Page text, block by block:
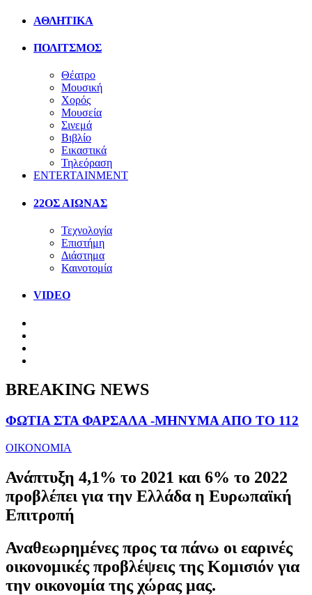
ΑΘΛΗΤΙΚΑ
ΠΟΛΙΤΣΜΟΣ
Θέατρο
Μουσική
Χορός
Μουσεία
Σινεμά
Βιβλίο
Εικαστικά
Τηλεόραση
ENTERTAINMENT
22ΟΣ ΑΙΩΝΑΣ
Τεχνολογία
Επιστήμη
Διάστημα
Καινοτομία
VIDEO
BREAKING NEWS
ΦΩΤΙΑ ΣΤΑ ΦΑΡΣΑΛΑ -ΜΗΝΥΜΑ ΑΠΟ ΤΟ 112
ΟΙΚΟΝΟΜΙΑ
Ανάπτυξη 4,1% το 2021 και 6% το 2022
προβλέπει για την Ελλάδα η Ευρωπαϊκή
Επιτροπή
Αναθεωρημένες προς τα πάνω οι εαρινές
οικονομικές προβλέψεις της Κομισιόν για
την οικονομία της χώρας μας.